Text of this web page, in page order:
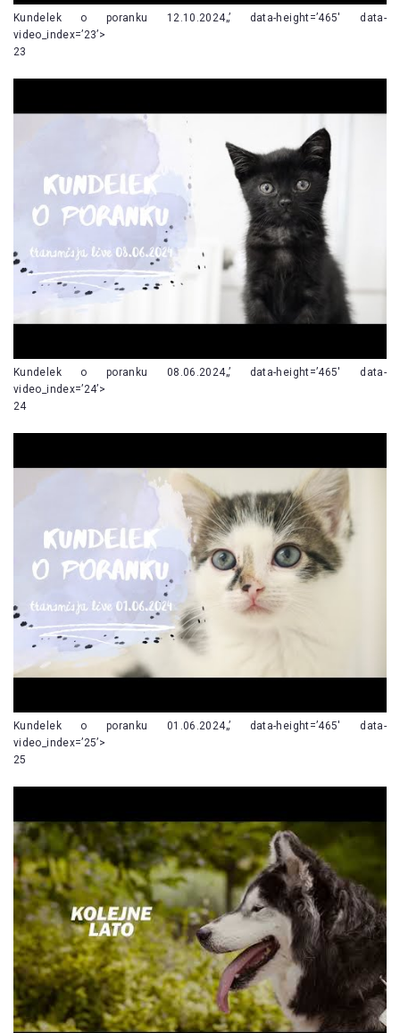
Kundelek o poranku 12.10.2024„’ data-height=’465′ data-
video_index=’23’>
23
Kundelek o poranku 08.06.2024„’ data-height=’465′ data-
video_index=’24’>
24
Kundelek o poranku 01.06.2024„’ data-height=’465′ data-
video_index=’25’>
25